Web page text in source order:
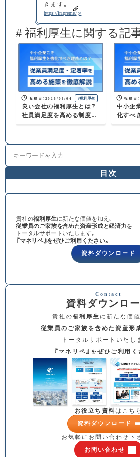
きます。
https://impreme.jp/
#福利厚生に関する記
投稿日 ： 2026/03/04 #福利厚生
良い会社の福利厚生とは？
社員満足度を高める制度の
投稿日 ：
中小企
化すべ
目次
貴社の福利厚生に新たな価値を加え、
従業員のご家族を含めた資産形成と経済力を
トータルサポートいたします。
『マネリペ』をぜひご利用ください。
資料ダウンロード
資料ダウンロ
貴社の福利厚生 に新たな価値
従業員のご家族を含めた資産形
トータルサポートいたし
『マネリペ』をぜひご利用く
お役立ち資料はこちら
資料ダウンロード
お気軽にお問い合わせ下
お問い合わせ